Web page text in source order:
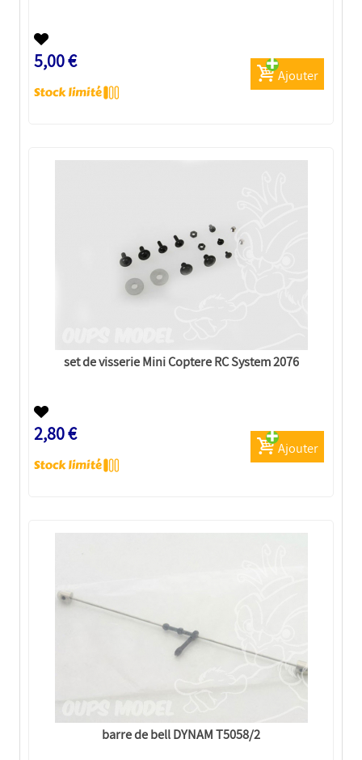
5,00 €
Ajouter
set de visserie Mini Coptere RC System 2076
2,80 €
Ajouter
barre de bell DYNAM T5058/2